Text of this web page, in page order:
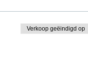
Verkoop geëindigd op